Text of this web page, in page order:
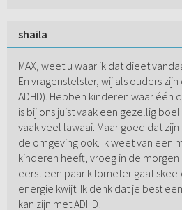
shaila
MAX, weet u waar ik dat dieet
En vragenstelster, wij als ouders
ADHD). Hebben kinderen waar één
is bij ons juist vaak een gezellig
vaak veel lawaai. Maar goed dat
de omgeving ook. Ik weet van een
kinderen heeft, vroeg in de morgen
eerst een paar kilometer gaat
energie kwijt. Ik denk dat je best
kan zijn met ADHD!